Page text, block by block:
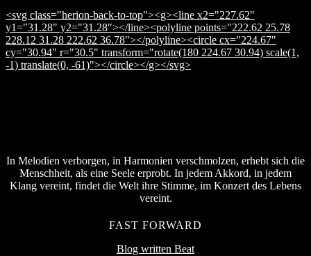
<svg class="herion-back-to-top"><g><line x2="227.62"
y1="31.28" y2="31.28"></line><polyline points="222.62 25.78
228.12 31.28 222.62 36.78"></polyline><circle cx="224.67"
cy="30.94" r="30.5" transform="rotate(180 224.67 30.94) scale(1,
-1) translate(0, -61)"></circle></g></svg>
In Melodien verborgen, in Harmonien verschmolzen, erhebt sich die
Menschheit, als eine Seele erprobt. In jedem Akkord, in jedem
Klang vereint, findet die Welt ihre Stimme, im Konzert des Lebens
vereint.
FAST FORWARD
Blog written Beat